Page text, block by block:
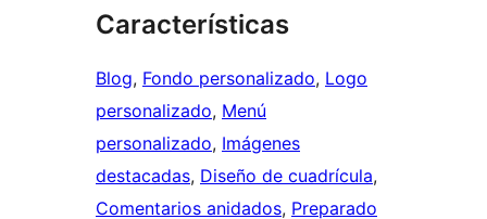
Características
Blog, Fondo personalizado, Logo
personalizado, Menú
personalizado, Imágenes
destacadas, Diseño de cuadrícula
Comentarios anidados, Preparado